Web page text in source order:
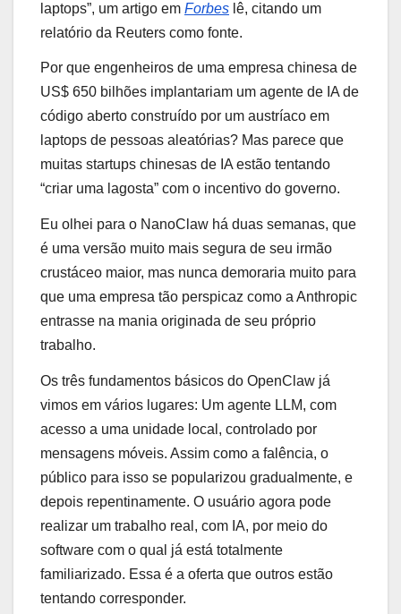
laptops”, um artigo em Forbes lê, citando um
relatório da Reuters como fonte.
Por que engenheiros de uma empresa chinesa de
US$ 650 bilhões implantariam um agente de IA de
código aberto construído por um austríaco em
laptops de pessoas aleatórias? Mas parece que
muitas startups chinesas de IA estão tentando
“criar uma lagosta” com o incentivo do governo.
Eu olhei para o NanoClaw há duas semanas, que
é uma versão muito mais segura de seu irmão
crustáceo maior, mas nunca demoraria muito para
que uma empresa tão perspicaz como a Anthropic
entrasse na mania originada de seu próprio
trabalho.
Os três fundamentos básicos do OpenClaw já
vimos em vários lugares: Um agente LLM, com
acesso a uma unidade local, controlado por
mensagens móveis. Assim como a falência, o
público para isso se popularizou gradualmente, e
depois repentinamente. O usuário agora pode
realizar um trabalho real, com IA, por meio do
software com o qual já está totalmente
familiarizado. Essa é a oferta que outros estão
tentando corresponder.